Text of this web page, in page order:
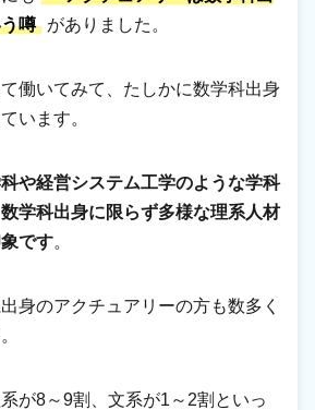
噂
がありました。
働いてみて、たしかに数学科出身
います。
や経営システム工学のような学科
学科出身に限らず多様な理系人材
です。
身のアクチュアリーの方も数多く
が8～9割、文系が1～2割といっ